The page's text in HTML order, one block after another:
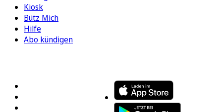
Kiosk
Bütz Mich
Hilfe
Abo kündigen